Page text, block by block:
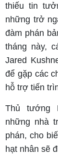
thiếu tin
những trở
đàm phán
tháng này,
Jared
để gặp các
hỗ trợ tiến
Thủ tướng
những nhà
phán, cho
hạt nhân sẽ